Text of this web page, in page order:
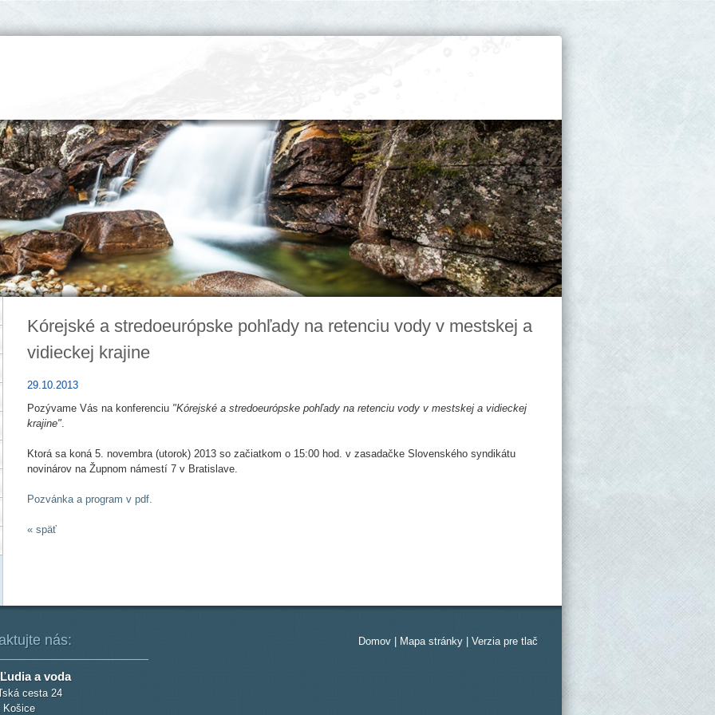
Kórejské a stredoeurópske pohľady na retenciu vody v mestskej a
vidieckej krajine
29.10.2013
Pozývame Vás na konferenciu "Kórejské a stredoeurópske pohľady na retenciu vody v mestskej a vidieckej
krajine"
Ktorá sa koná 5. novembra (utorok) 2013 so začiatkom o 15:00 hod. v zasadačke Slovenského syndikátu
novinárov na Župnom námestí 7 v Bratislave.
Pozvánka a program v pdf.
« späť
nás:
a voda
cesta 24
Košice
Domov Mapa stránky Verzia pre tlač